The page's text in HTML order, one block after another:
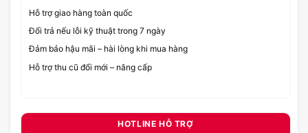
Hỗ trợ giao hàng toàn quốc
Đổi trả nếu lỗi kỹ thuật trong 7 ngày
Đảm bảo hậu mãi – hài lòng khi mua hàng
Hỗ trợ thu cũ đổi mới – nâng cấp
HOTLINE HỖ TRỢ